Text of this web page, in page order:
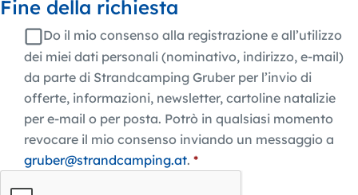
Fine della richiesta
Do il mio consenso alla registrazione e all’utilizzo
dei miei dati personali (nominativo, indirizzo, e-mail)
da parte di Strandcamping Gruber per l’invio di
offerte, informazioni, newsletter, cartoline natalizie
per e-mail o per posta. Potrò in qualsiasi momento
revocare il mio consenso inviando un messaggio a
gruber@strandcamping.at. *